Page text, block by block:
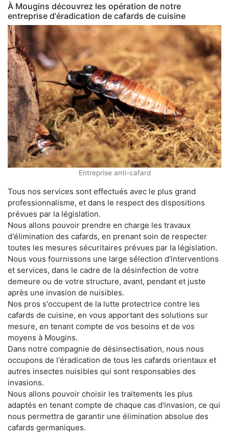
À Mougins découvrez les opération de notre
entreprise d'éradication de cafards de cuisine
Entreprise anti-cafard
Tous nos services sont effectués avec le plus grand
professionnalisme, et dans le respect des dispositions
prévues par la législation.
Nous allons pouvoir prendre en charge les travaux
d'élimination des cafards, en prenant soin de respecter
toutes les mesures sécuritaires prévues par la législation.
Nous vous fournissons une large sélection d'interventions
et services, dans le cadre de la désinfection de votre
demeure ou de votre structure, avant, pendant et juste
après une invasion de nuisibles.
Nos pros s'occupent de la lutte protectrice contre les
cafards de cuisine, en vous apportant des solutions sur
mesure, en tenant compte de vos besoins et de vos
moyens à Mougins.
Dans notre compagnie de désinsectisation, nous nous
occupons de l'éradication de tous les cafards orientaux et
autres insectes nuisibles qui sont responsables des
invasions.
Nous allons pouvoir choisir les traitements les plus
adaptés en tenant compte de chaque cas d'invasion, ce qui
nous permettra de garantir une élimination absolue des
cafards germaniques.